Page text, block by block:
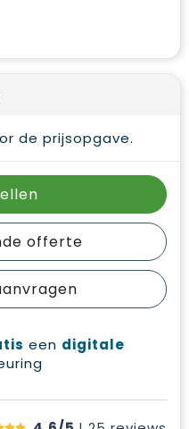
de prijsopgave.
offerte
een digitale